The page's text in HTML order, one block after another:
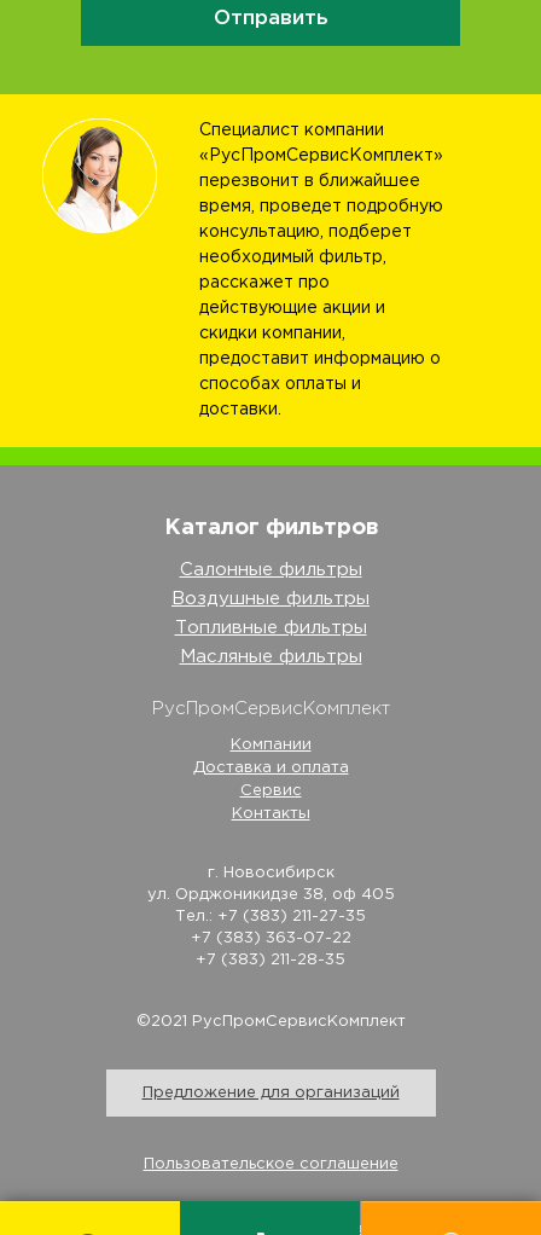
Отправить
Специалист компании
«РусПромСервисКомплект»
перезвонит в ближайшее
время, проведет подробную
консультацию, подберет
необходимый фильтр,
расскажет про
действующие акции и
скидки компании,
предоставит информацию о
способах оплаты и
доставки.
©2021 РусПромСервисКомплект
Предложение для организаций
Пользовательское соглашение
Изготовление и продвижение сайта - Студия «Савер»
Каталог фильтров
Салонные фильтры
Воздушные фильтры
Топливные фильтры
Масляные фильтры
РусПромСервисКомплект
Компании
Доставка и оплата
Сервис
Контакты
г. Новосибирск
ул. Орджоникидзе 38, оф 405
Тел.: +7 (383) 211-27-35
+7 (383) 363-07-22
+7 (383) 211-28-35